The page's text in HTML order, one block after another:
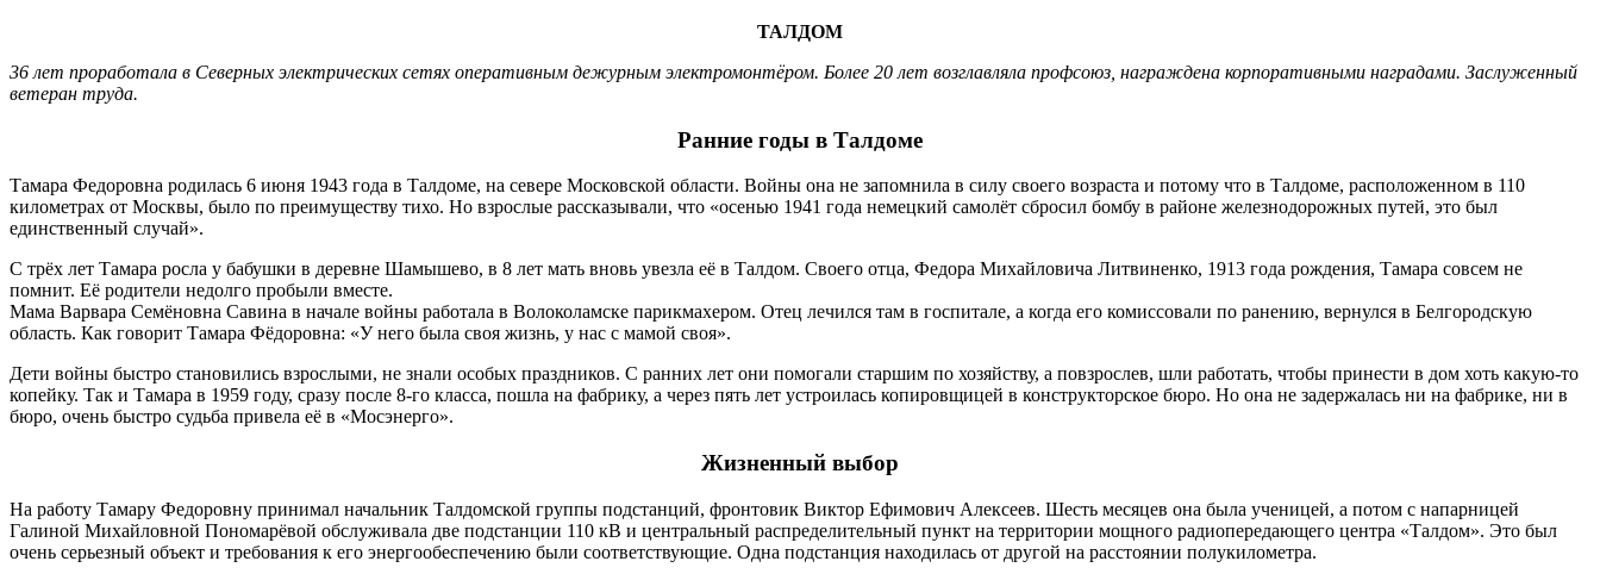
ТАЛДОМ
36 лет проработала в Северных электрических сетях оперативным дежурным электромонтёром. Более 20 лет возглавляла профсоюз, награждена корпоративными наградами. Заслуженный
ветеран труда.
Ранние годы в Талдоме
Тамара Федоровна родилась 6 июня 1943 года в Талдоме, на севере Московской области. Войны она не запомнила в силу своего возраста и потому что в Талдоме, расположенном в 110
километрах от Москвы, было по преимуществу тихо. Но взрослые рассказывали, что «осенью 1941 года немецкий самолёт сбросил бомбу в районе железнодорожных путей, это был
единственный случай».
С трёх лет Тамара росла у бабушки в деревне Шамышево, в 8 лет мать вновь увезла её в Талдом. Своего отца, Федора Михайловича Литвиненко, 1913 года рождения, Тамара совсем не
помнит. Её родители недолго пробыли вместе.
Мама Варвара Семёновна Савина в начале войны работала в Волоколамске парикмахером. Отец лечился там в госпитале, а когда его комиссовали по ранению, вернулся в Белгородскую
область. Как говорит Тамара Фёдоровна: «У него была своя жизнь, у нас с мамой своя».
Дети войны быстро становились взрослыми, не знали особых праздников. С ранних лет они помогали старшим по хозяйству, а повзрослев, шли работать, чтобы принести в дом хоть какую-то
копейку. Так и Тамара в 1959 году, сразу после 8-го класса, пошла на фабрику, а через пять лет устроилась копировщицей в конструкторское бюро. Но она не задержалась ни на фабрике, ни в
бюро, очень быстро судьба привела её в «Мосэнерго».
Жизненный выбор
На работу Тамару Федоровну принимал начальник Талдомской группы подстанций, фронтовик Виктор Ефимович Алексеев. Шесть месяцев она была ученицей, а потом с напарницей
Галиной Михайловной Пономарёвой обслуживала две подстанции 110 кВ и центральный распределительный пункт на территории мощного радиопередающего центра «Талдом». Это был
очень серьезный объект и требования к его энергообеспечению были соответствующие. Одна подстанция находилась от другой на расстоянии полукилометра.